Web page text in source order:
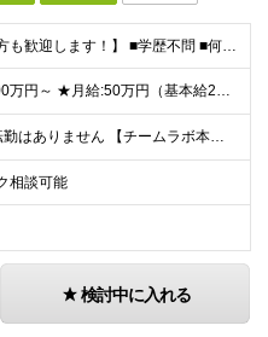
【経験が浅い方も歓迎します！】 ■学歴不問 ■何らかのプログラミング言語を用いた開発実務経験3年以上(言語不問) ＼こんな方に向いています／ ・仕様書通りの開発から抜け出し、より主体的に関わりたい方
★想定年収:700万円～ ★月給:50万円（基本給22万円〜＋諸手当21万円1250円～） ※上記に固定残業代（68,750円/月40時間分）を含む。超過分は別途支給 ※試用期間3ヵ月あり。期間中の
■転居を伴う転勤はありません 【チームラボ本社】 東京都千代田区神田小川町2-12 小川町進興ビル チームラボ本社他、会社が指定する場所 ※原則出社ですが、合理的な理由がある場合はリモート(在宅勤
相談可能
検討中に入れる